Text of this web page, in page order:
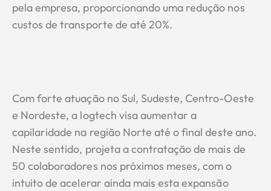
pela empresa, proporcionando uma redução nos
custos de transporte de até 20%.
Com forte atuação no Sul, Sudeste, Centro-Oeste
e Nordeste, a logtech visa aumentar a
capilaridade na região Norte até o final deste ano.
Neste sentido, projeta a contratação de mais de
50 colaboradores nos próximos meses, com o
intuito de acelerar ainda mais esta expansão